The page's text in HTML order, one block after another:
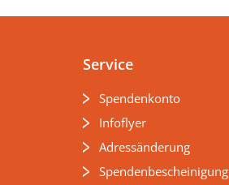
Service
Spendenkonto
Infoflyer
Adressänderung
Spendenbescheinigung